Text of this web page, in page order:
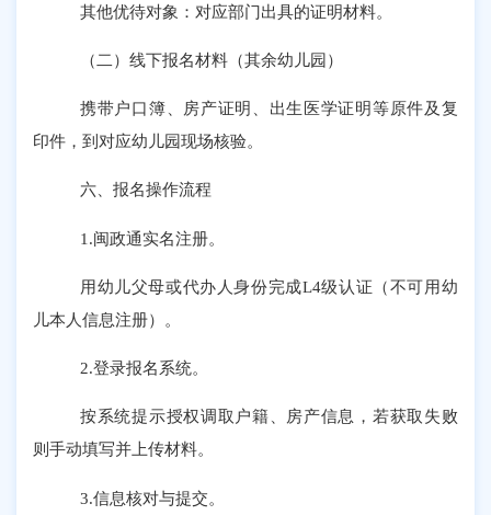
其他优待对象：对应部门出具的证明材料。
（二）线下报名材料（其余幼儿园）
携带户口簿、房产证明、出生医学证明等原件及复
印件，到对应幼儿园现场核验。
六、报名操作流程
1.闽政通实名注册。
用幼儿父母或代办人身份完成L4级认证（不可用幼
儿本人信息注册）。
2.登录报名系统。
按系统提示授权调取户籍、房产信息，若获取失败
则手动填写并上传材料。
3.信息核对与提交。